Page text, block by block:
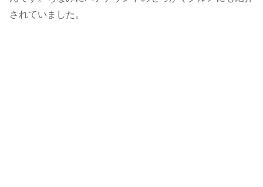
されていました。